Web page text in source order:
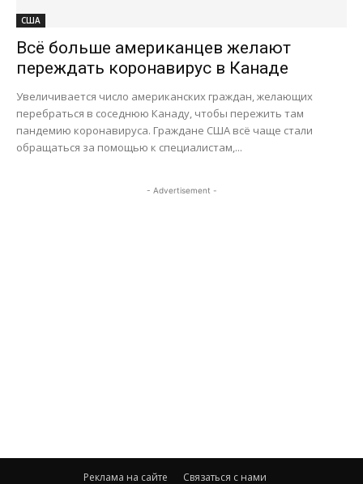
США
Всё больше американцев желают
переждать коронавирус в Канаде
Увеличивается число американских граждан, желающих
перебраться в соседнюю Канаду, чтобы пережить там
пандемию коронавируса. Граждане США всё чаще стали
обращаться за помощью к специалистам,...
- Advertisement -
Реклама на сайте Связаться с нами